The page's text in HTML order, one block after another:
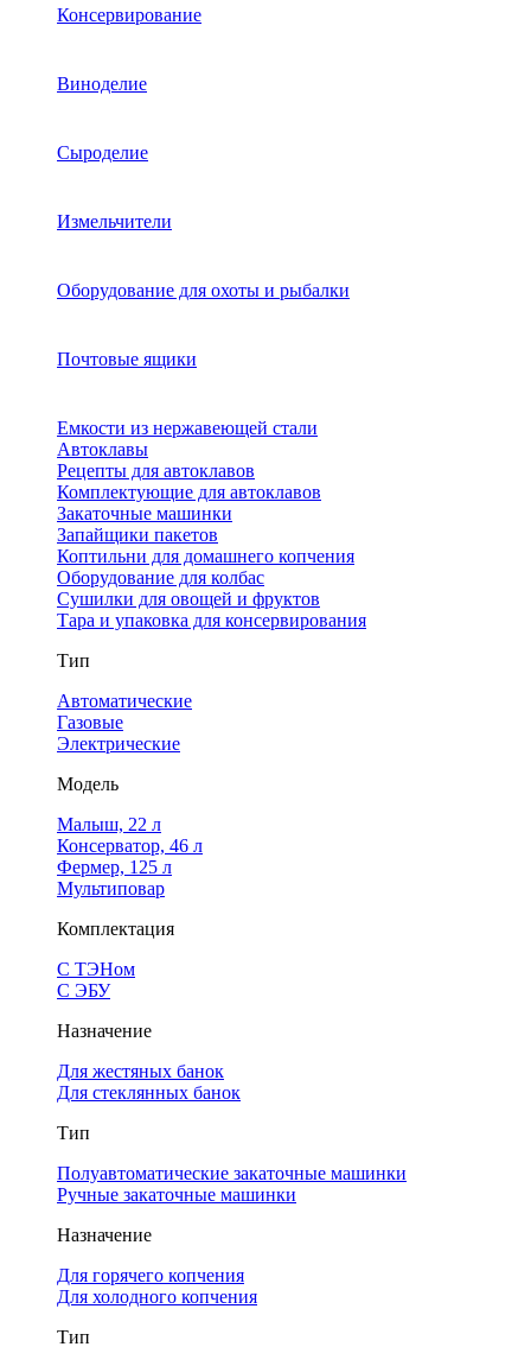
Консервирование
Виноделие
Сыроделие
Измельчители
Оборудование для охоты и рыбалки
Почтовые ящики
Емкости из нержавеющей стали
Автоклавы
Рецепты для автоклавов
Комплектующие для автоклавов
Закаточные машинки
Запайщики пакетов
Коптильни для домашнего копчения
Оборудование для колбас
Сушилки для овощей и фруктов
Тара и упаковка для консервирования
Тип
Автоматические
Газовые
Электрические
Модель
Малыш, 22 л
Консерватор, 46 л
Фермер, 125 л
Мультиповар
Комплектация
С ТЭНом
С ЭБУ
Назначение
Для жестяных банок
Для стеклянных банок
Тип
Полуавтоматические закаточные машинки
Ручные закаточные машинки
Назначение
Для горячего копчения
Для холодного копчения
Тип